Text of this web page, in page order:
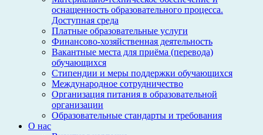
оснащенность образовательного процесса.
Доступная среда
Платные образовательные услуги
Финансово-хозяйственная деятельность
Вакантные места для приёма (перевода)
обучающихся
Стипендии и меры поддержки обучающихся
Международное сотрудничество
Организация питания в образовательной
организации
Образовательные стандарты и требования
О нас